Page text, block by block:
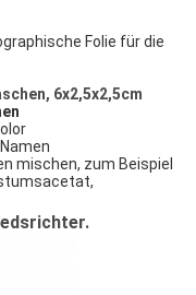
Folie für die
6x2,5x2,5cm
mischen, zum Beispiel